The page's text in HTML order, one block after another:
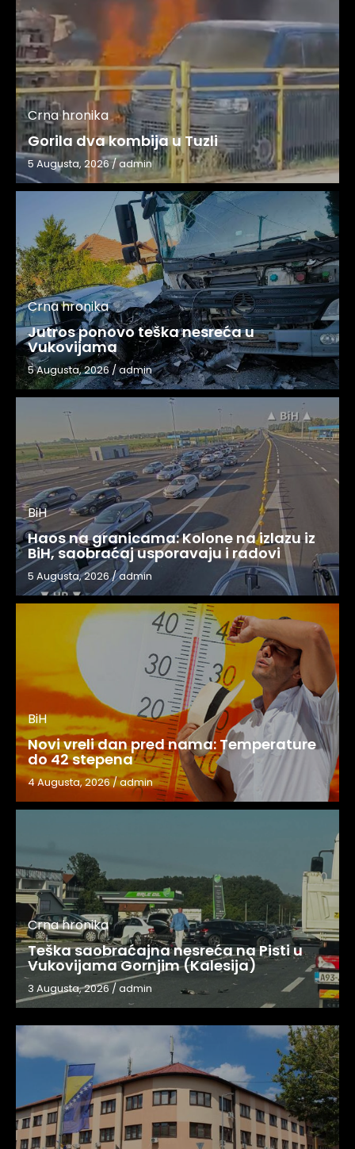
Crna hronika
Gorila dva kombija u Tuzli
5 Augusta, 2026/admin
Crna hronika
Jutros ponovo teška nesreća u
Vukovijama
5 Augusta, 2026/admin
BiH
Haos na granicama: Kolone na izlazu iz
BiH, saobraćaj usporavaju i radovi
5 Augusta, 2026/admin
BiH
Novi vreli dan pred nama: Temperature
do 42 stepena
4 Augusta, 2026/admin
Crna hronika
Teška saobraćajna nesreća na Pisti u
Vukovijama Gornjim (Kalesija)
3 Augusta, 2026/admin